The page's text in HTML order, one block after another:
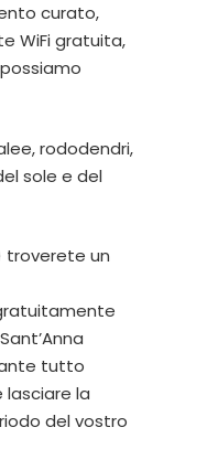
curato,
WiFi gratuita,
rododendri,
sole e del
troverete un
tutto
lasciare la
del vostro